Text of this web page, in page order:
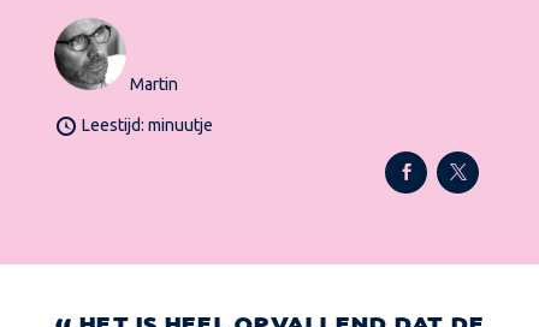
Martin
Leestijd: minuutje